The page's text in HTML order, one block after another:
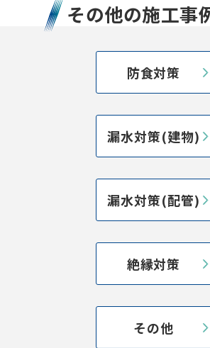
その他の施工事
防食対策
漏水対策(建物)
漏水対策(配管)
絶縁対策
その他